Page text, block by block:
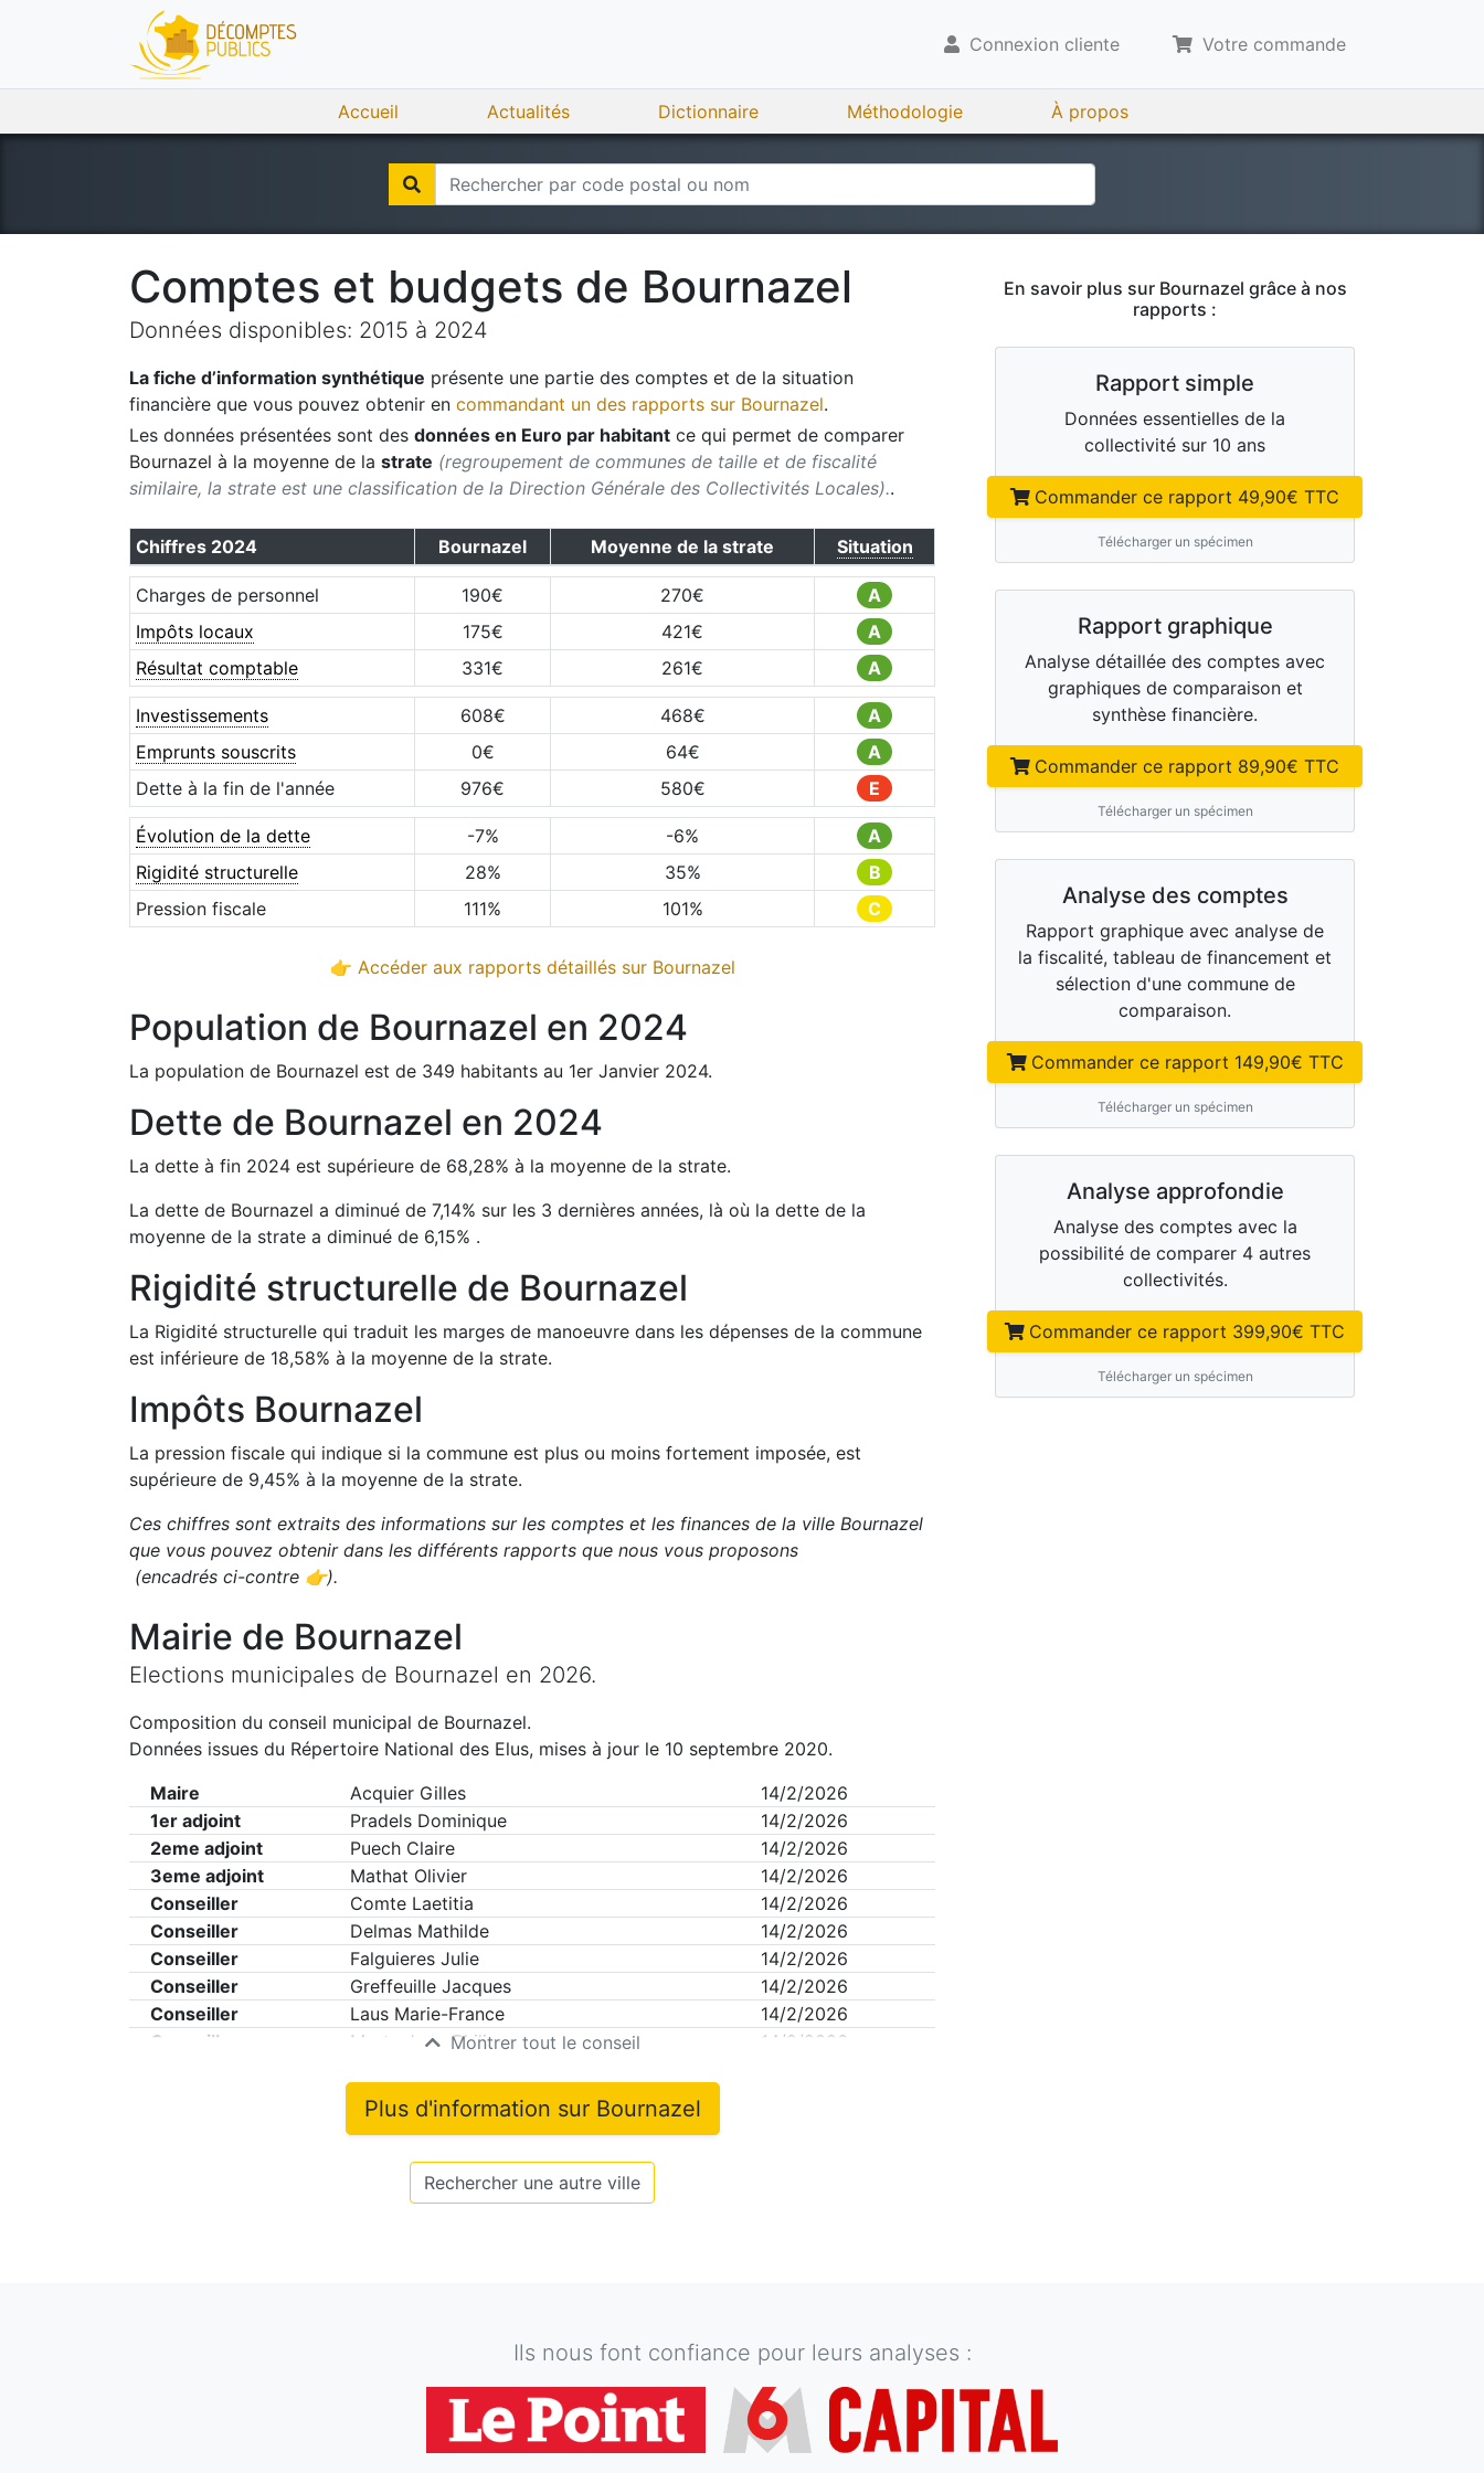
Connexion cliente Votre commande
Accueil Actualités Dictionnaire Méthodologie À propos
Comptes et budgets de Bournazel
Données disponibles: 2015 à 2024
La fiche d’information synthétique présente une partie des comptes et de la situation
financière que vous pouvez obtenir en commandant un des rapports sur Bournazel.
Les données présentées sont des données en Euro par habitant ce qui permet de comparer
Bournazel à la moyenne de la strate (regroupement de communes de taille et de fiscalité
similaire, la strate est une classification de la Direction Générale des Collectivités Locales)..
Chiffres 2024 Bournazel Moyenne de la strate Situation
Charges de personnel 190€ 270€
A
Impôts locaux
175€ 421€
A
Résultat comptable
331€ 261€ A
Investissements 608€ 468€
A
Emprunts souscrits
0€ 64€
A
Dette à la fin de l'année
976€ 580€ E
Évolution de la dette -7% -6%
A
Rigidité structurelle
28% 35%
B
Pression fiscale
111% 101% C
👉 Accéder aux rapports détaillés sur Bournazel
Population de Bournazel en 2024
La population de Bournazel est de 349 habitants au 1er Janvier 2024.
Dette de Bournazel en 2024
La dette à fin 2024 est supérieure de 68,28% à la moyenne de la strate.
La dette de Bournazel a diminué de 7,14% sur les 3 dernières années, là où la dette de la
moyenne de la strate a diminué de 6,15% .
Rigidité structurelle de Bournazel
La Rigidité structurelle qui traduit les marges de manoeuvre dans les dépenses de la commune
est inférieure de 18,58% à la moyenne de la strate.
Impôts Bournazel
La pression fiscale qui indique si la commune est plus ou moins fortement imposée, est
supérieure de 9,45% à la moyenne de la strate.
Ces chiffres sont extraits des informations sur les comptes et les finances de la ville Bournazel
que vous pouvez obtenir dans les différents rapports que nous vous proposons
(encadrés ci-contre 👉).
Mairie de Bournazel
Elections municipales de Bournazel en 2026.
Composition du conseil municipal de Bournazel.
Données issues du Répertoire National des Elus, mises à jour le 10 septembre 2020.
Maire
Acquier Gilles
14/2/2026
1er adjoint
Pradels Dominique
14/2/2026
2eme adjoint
Puech Claire
14/2/2026
3eme adjoint
Mathat Olivier
14/2/2026
Conseiller
Comte Laetitia
14/2/2026
Conseiller
Delmas Mathilde
14/2/2026
Conseiller
Falguieres Julie
14/2/2026
Conseiller
Greffeuille Jacques
14/2/2026
Conseiller
Laus Marie-France
14/2/2026
Conseiller
Marty Jean-Philippe 14/2/2026
Montrer tout le conseil
Plus d'information sur Bournazel
Rechercher une autre ville
En savoir plus sur Bournazel grâce à nos
rapports :
Rapport simple
Données essentielles de la
collectivité sur 10 ans
Commander ce rapport 49,90€ TTC
Télécharger un spécimen
Rapport graphique
Analyse détaillée des comptes avec
graphiques de comparaison et
synthèse financière.
Commander ce rapport 89,90€ TTC
Télécharger un spécimen
Analyse des comptes
Rapport graphique avec analyse de
la fiscalité, tableau de financement et
sélection d'une commune de
comparaison.
Commander ce rapport 149,90€ TTC
Télécharger un spécimen
Analyse approfondie
Analyse des comptes avec la
possibilité de comparer 4 autres
collectivités.
Commander ce rapport 399,90€ TTC
Télécharger un spécimen
Ils nous font confiance pour leurs analyses :